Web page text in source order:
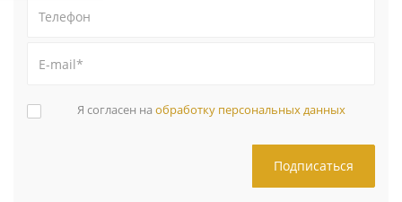
Я согласен на обработку персональных данных